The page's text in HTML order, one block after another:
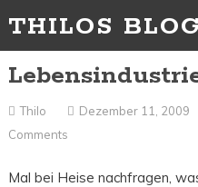
THILOS BLOG
Thilo Dezember 11, 2009
Comments
Mal bei Heise nachfragen,